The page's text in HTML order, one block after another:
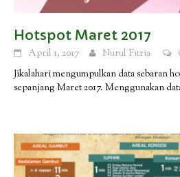
Hotspot Maret 2017
April 1, 2017 Nurul Fitria
Jikalahari mengumpulkan data sebaran
sepanjang Maret 2017. Menggunakan